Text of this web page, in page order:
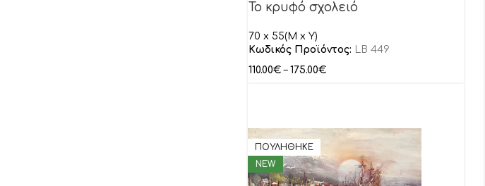
Το κρυφό σχολειό
70 x 55(M x Y)
Κωδικός Προϊόντος: LB 449
110.00€ – 175.00€
ΠΟΥΛΗΘΗΚΕ
NEW